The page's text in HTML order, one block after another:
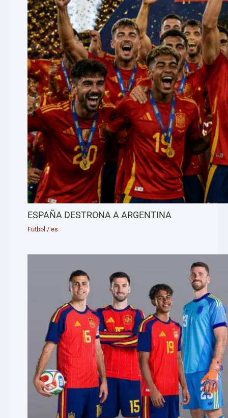
ESPAÑA DESTRONA A ARGENTINA
Futbol /es